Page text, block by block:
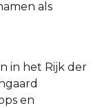
als
in het Rijk der
en